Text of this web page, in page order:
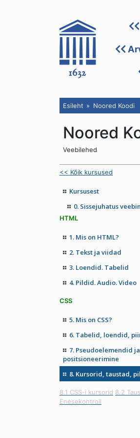
Esileht Noored Koodi
Noored
Veebilehed
<< Kõik kursused
Kursusest
0. Sissejuhatus
HTML
1. Mis on HTML?
2. Tekst ja viidad
3. Loendid. Tabelid
4. Pildid. Audio. Video
CSS
5. Mis on CSS?
6. Tabelid, loendid,
7. Pseudoelemendid ja
positsioneerimine
8. Kursorid, taustad,
8.1 CSS-i kursorid 8.2
Enesekontroll